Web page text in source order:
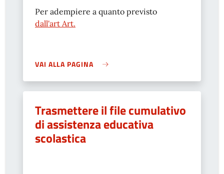
Per adempiere a quanto previsto
dall'art Art.
VAI ALLA PAGINA
Trasmettere il file cumulativo
di assistenza educativa
scolastica